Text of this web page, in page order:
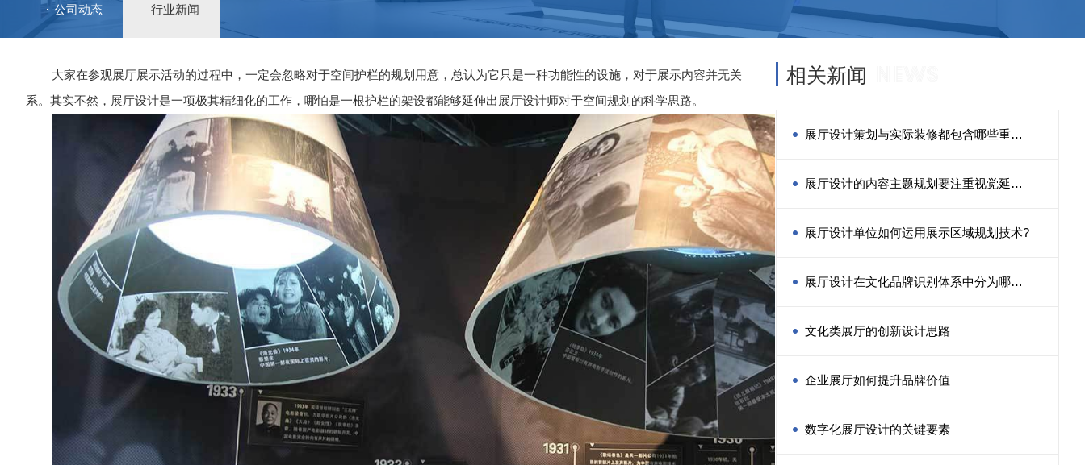
公司动态 行业新闻
大家在参观展厅展示活动的过程中，一定会忽略对于空间护栏的规划用意，总认为它只是一种功能性的设施，对于展示内容并无关
系。其实不然，展厅设计是一项极其精细化的工作，哪怕是一根护栏的架设都能够延伸出展厅设计师对于空间规划的科学思路。
相关新闻
展厅设计策划与实际装修都包含哪些重
点？
展厅设计的内容主题规划要注重视觉延伸
的规律
展厅设计单位如何运用展示区域规划技术?
展厅设计在文化品牌识别体系中分为哪几
类?
文化类展厅的创新设计思路
企业展厅如何提升品牌价值
数字化展厅设计的关键要素